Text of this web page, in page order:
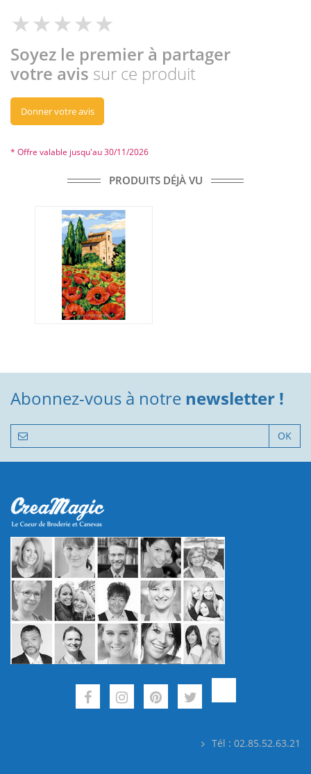
Soyez le premier à partager
votre avis sur ce produit
Donner votre avis
* Offre valable jusqu'au 30/11/2026
PRODUITS DÉJÀ VU
Abonnez-vous à notre newsletter !
OK
Tél : 02.85.52.63.21